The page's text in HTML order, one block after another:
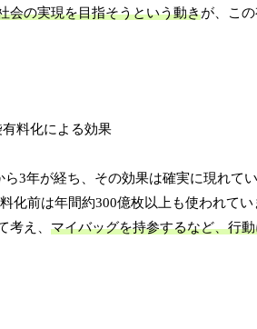
会の実現を目指そうという動きが、こ
3年が経ち、その効果は確実に現れて
化前は年間約300億枚以上も使われて
考え、 マイバッグを持参するなど、行